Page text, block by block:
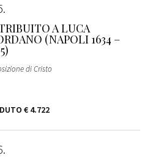
A LUCA
(NAPOLI 1634 –
di Cristo
€ 4.722